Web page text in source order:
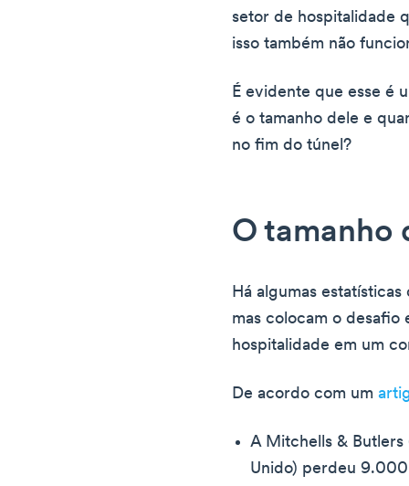
setor de hospitalidade
isso também não
É evidente que esse é
é o tamanho dele e
no fim do túnel?
O tamanho
Há algumas
mas colocam o
hospitalidade em um
De acordo com um
A Mitchells &
Unido) perdeu